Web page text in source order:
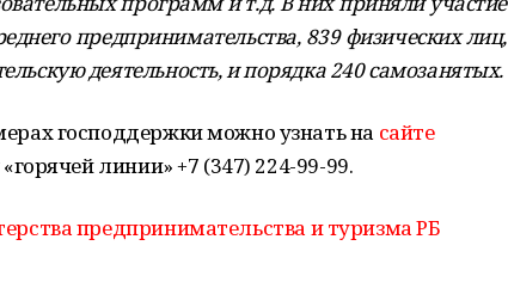
предпринимательства, 839 физических лиц,
деятельность, и порядка 240 самозанятых.
господдержки можно узнать на сайте
линии» +7 (347) 224-99-99.
предпринимательства и туризма РБ